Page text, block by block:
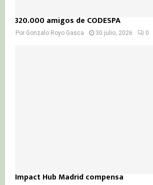
320.000 amigos de CODESPA
Por Gonzalo Royo Gasca 30 julio, 2026 0
Impact Hub Madrid compensa